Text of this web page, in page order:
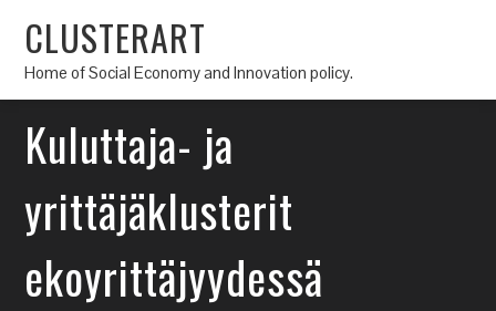
CLUSTERART
Home of Social Economy and Innovation policy.
Kuluttaja- ja
yrittäjäklusterit
ekoyrittäjyydessä